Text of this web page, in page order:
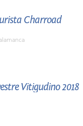
Charroad
Vitigudino 2018